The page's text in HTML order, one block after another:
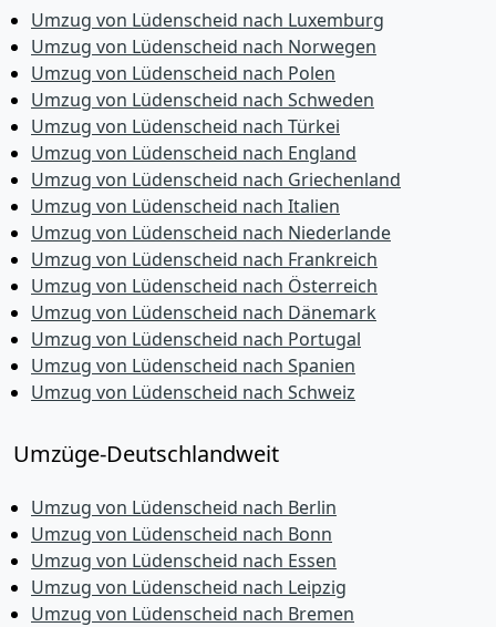
Umzug von Lüdenscheid nach Luxemburg
Umzug von Lüdenscheid nach Norwegen
Umzug von Lüdenscheid nach Polen
Umzug von Lüdenscheid nach Schweden
Umzug von Lüdenscheid nach Türkei
Umzug von Lüdenscheid nach England
Umzug von Lüdenscheid nach Griechenland
Umzug von Lüdenscheid nach Italien
Umzug von Lüdenscheid nach Niederlande
Umzug von Lüdenscheid nach Frankreich
Umzug von Lüdenscheid nach Österreich
Umzug von Lüdenscheid nach Dänemark
Umzug von Lüdenscheid nach Portugal
Umzug von Lüdenscheid nach Spanien
Umzug von Lüdenscheid nach Schweiz
Umzüge-Deutschlandweit
Umzug von Lüdenscheid nach Berlin
Umzug von Lüdenscheid nach Bonn
Umzug von Lüdenscheid nach Essen
Umzug von Lüdenscheid nach Leipzig
Umzug von Lüdenscheid nach Bremen